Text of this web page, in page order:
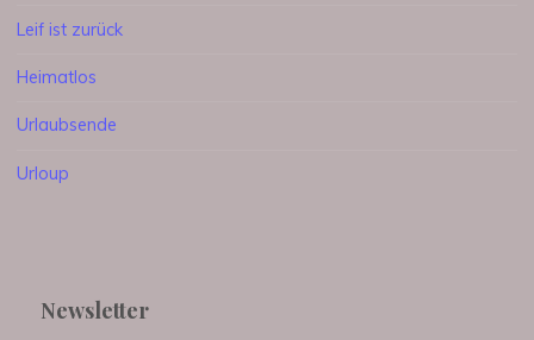
Leif ist zurück
Heimatlos
Urlaubsende
Urloup
Newsletter